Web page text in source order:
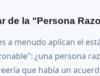
de la "Persona
a menudo aplican el
¿una persona
que había un